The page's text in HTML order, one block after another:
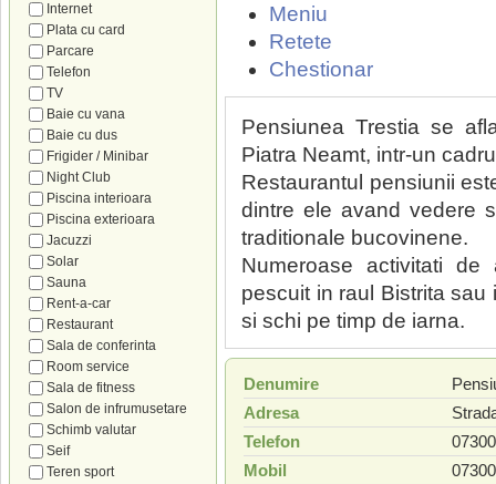
Internet
Plata cu card
Parcare
Telefon
TV
Baie cu vana
Baie cu dus
Frigider / Minibar
Night Club
Piscina interioara
Piscina exterioara
Jacuzzi
Solar
Sauna
Rent-a-car
Restaurant
Sala de conferinta
Room service
Sala de fitness
Salon de infrumusetare
Schimb valutar
Seif
Teren sport
Meniu
Retete
Chestionar
Pensiunea Trestia se
Piatra Neamt, intr-un
Restaurantul pensiunii
dintre ele avand vedere
traditionale bucovinene.
Numeroase activitati
pescuit in raul Bistrita
si schi pe timp de iarna.
Denumire
Adresa
Telefon
Mobil